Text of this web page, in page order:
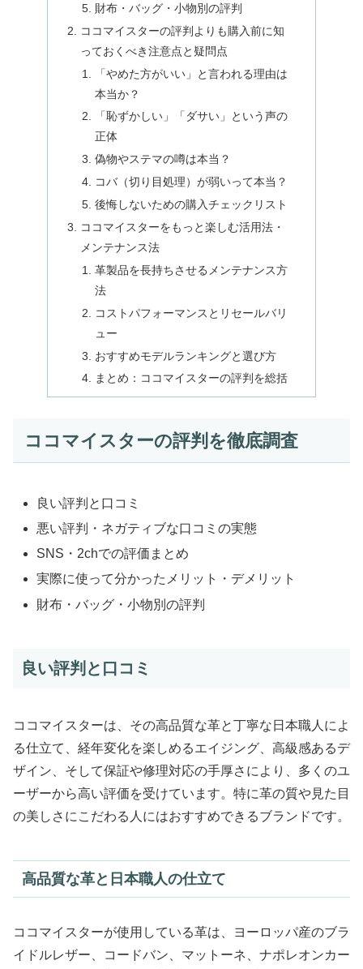
財布・バッグ・小物別の評判
ココマイスターの評判よりも購入前に知
っておくべき注意点と疑問点
「やめた方がいい」と言われる理由は
本当か？
「恥ずかしい」「ダサい」という声の
正体
偽物やステマの噂は本当？
コバ（切り目処理）が弱いって本当？
後悔しないための購入チェックリスト
ココマイスターをもっと楽しむ活用法・
メンテナンス法
革製品を長持ちさせるメンテナンス方
法
コストパフォーマンスとリセールバリ
ュー
おすすめモデルランキングと選び方
まとめ：ココマイスターの評判を総括
ココマイスターの評判を徹底調査
良い評判と口コミ
悪い評判・ネガティブな口コミの実態
SNS・2chでの評価まとめ
実際に使って分かったメリット・デメリット
財布・バッグ・小物別の評判
良い評判と口コミ
ココマイスターは、その高品質な革と丁寧な日本職人によ
る仕立て、経年変化を楽しめるエイジング、高級感あるデ
ザイン、そして保証や修理対応の手厚さにより、多くのユ
ーザーから高い評価を受けています。特に革の質や見た目
の美しさにこだわる人にはおすすめできるブランドです。
高品質な革と日本職人の仕立て
ココマイスターが使用している革は、ヨーロッパ産のブラ
イドルレザー、コードバン、マットーネ、ナポレオンカー